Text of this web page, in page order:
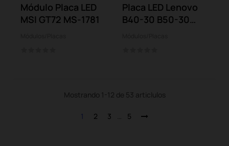
Módulo Placa LED
MSI GT72 MS-1781
Placa LED Lenovo
B40-30 B50-30
Mostrando 1-12 de 53 articlulos
1 2 3 5